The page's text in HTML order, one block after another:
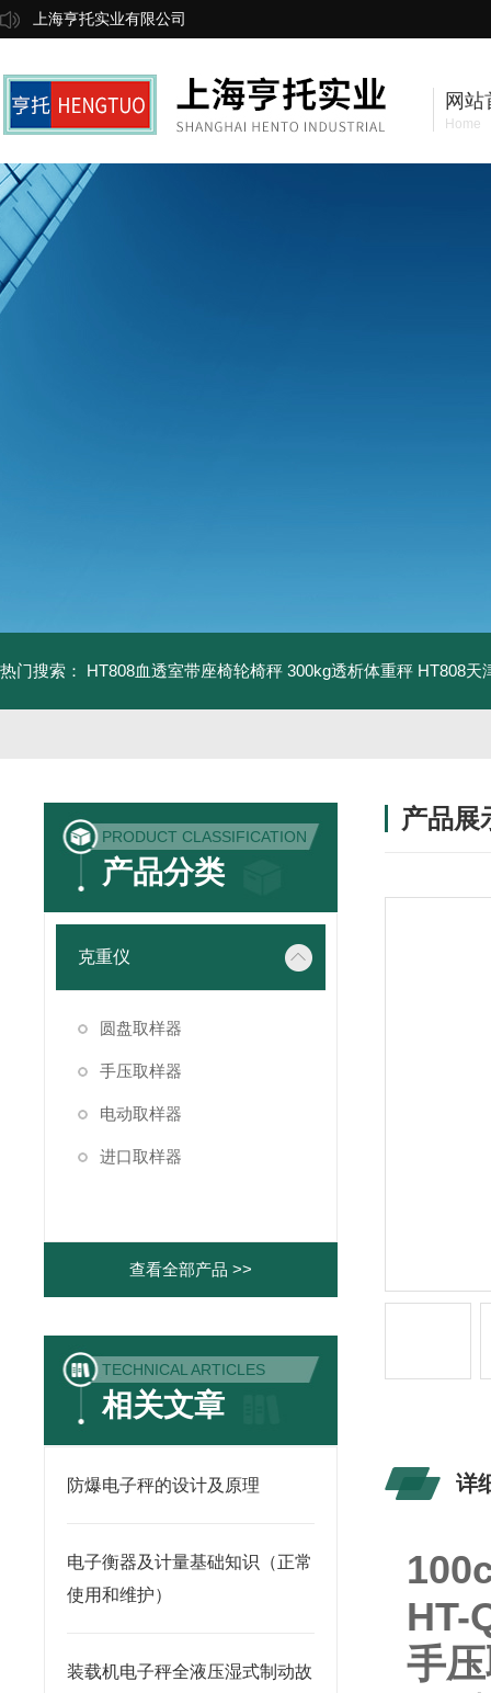
上海亨托实业有限公司
网站
Home
热门搜索： HT808血透室带座椅轮椅秤 300kg透析体重秤 HT808天
PRODUCT CLASSIFICATION
产品分类
克重仪
圆盘取样器
手压取样器
电动取样器
进口取样器
查看全部产品 >>
TECHNICAL ARTICLES
相关文章
防爆电子秤的设计及原理
电子衡器及计量基础知识（正常
使用和维护）
装载机电子秤全液压湿式制动故
产品展
详
HT-
手